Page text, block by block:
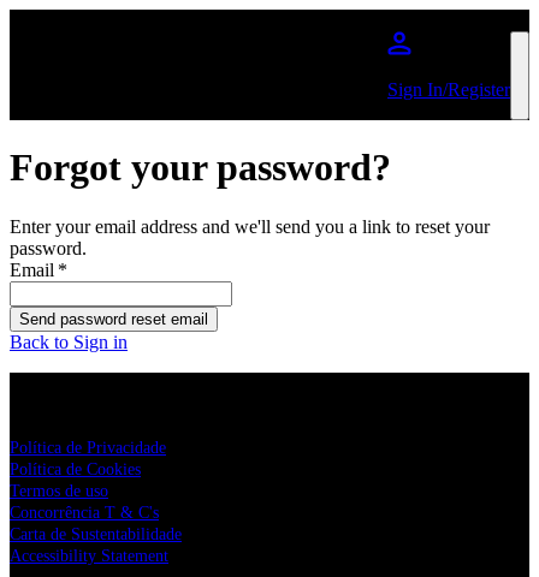
Sign In/Register
Forgot your password?
Enter your email address and we'll send you a link to reset your
password.
Email *
Send password reset email
Back to Sign in
Política de Privacidade
Política de Cookies
Termos de uso
Concorrência T & C's
Carta de Sustentabilidade
Accessibility Statement